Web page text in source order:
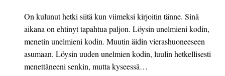
On kulunut hetki siitä kun viimeksi kirjoitin tänne. Sinä
aikana on ehtinyt tapahtua paljon. Löysin unelmieni kodin,
menetin unelmieni kodin. Muutin äidin vierashuoneeseen
asumaan. Löysin uuden unelmien kodin, luulin hetkellisesti
menettäneeni senkin, mutta kyseessä…